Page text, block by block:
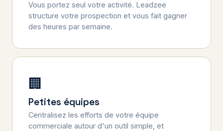
Vous portez seul votre activité. Leadzee
structure votre prospection et vous fait gagner
des heures par semaine.
🏢
Petites équipes
Centralisez les efforts de votre équipe
commerciale autour d'un outil simple, et